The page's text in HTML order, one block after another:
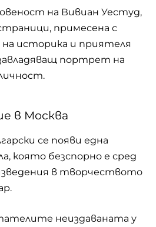
на Вивиан Уестуд,
примесена с
историка и приятеля
портрет на
в Москва
се появи една
която безспорно е сред
в творчеството
неиздаваната у